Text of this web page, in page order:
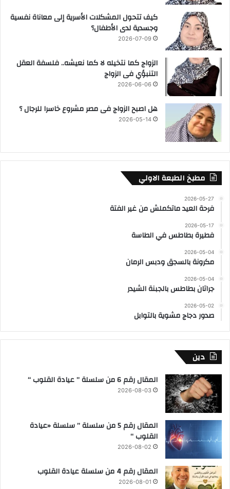
كيف تتحول المشكلات الأسرية إلى معاناة نفسية
وجسدية لدى الأطفال؟
2026-07-09
الزواج كما نتخيله لا كما نعيشه.. فلسفة العقل
التنبؤي فى الزواج
2026-06-06
هل اصبح الزواج فى مصر مشروع خاسرا للرجال ؟
2026-05-14
مطبخ الطبعة الاولي
2026-05-27
فرحة العيد ماتكملش من غير الفتة
2026-05-17
فطيرة بطاطس في الطاسة
2026-05-04
مكرونة بالسجق ودبس الرمان
2026-05-04
جراتان بطاطس بالجبنة الشيدر
2026-05-02
صدور دجاج مشوية بالتوابل
دين
المقال رقم 6 من سلسلة ” عيادة القلوب “
2026-08-03
المقال رقم 5 من سلسلة ” سلسلة «عيادة
القلوب “
2026-08-02
المقال رقم 4 من سلسلة عيادة القلوب
2026-08-01